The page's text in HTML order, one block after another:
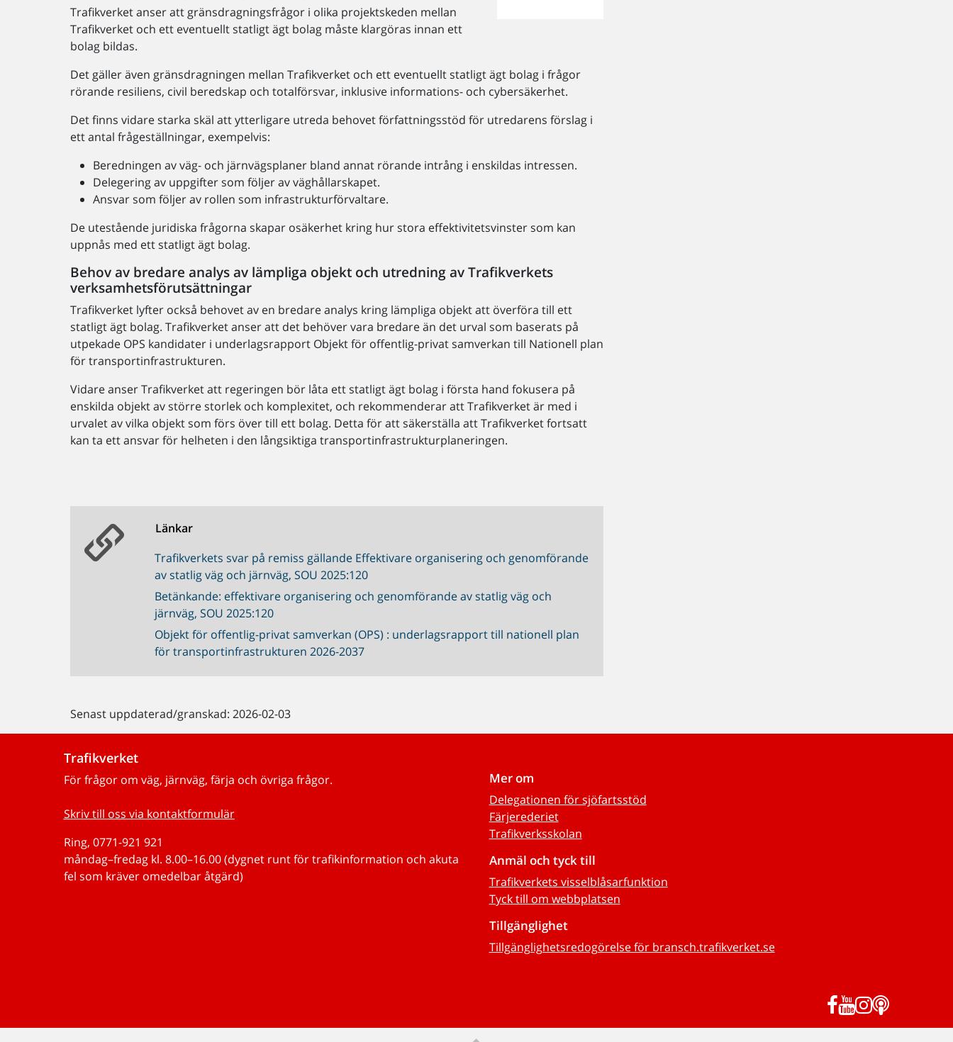
Trafikverket anser att gränsdragningsfrågor i olika projektskeden mellan
Trafikverket och ett eventuellt statligt ägt bolag måste klargöras innan ett
bolag bildas.
Det gäller även gränsdragningen mellan Trafikverket och ett eventuellt statligt ägt bolag i frågor
rörande resiliens, civil beredskap och totalförsvar, inklusive informations- och cybersäkerhet.
Det finns vidare starka skäl att ytterligare utreda behovet författningsstöd för utredarens förslag i
ett antal frågeställningar, exempelvis:
Beredningen av väg- och järnvägsplaner bland annat rörande intrång i enskildas intressen.
Delegering av uppgifter som följer av väghållarskapet.
Ansvar som följer av rollen som infrastrukturförvaltare.
De utestående juridiska frågorna skapar osäkerhet kring hur stora effektivitetsvinster som kan
uppnås med ett statligt ägt bolag.
Behov av bredare analys av lämpliga objekt och utredning av Trafikverkets
verksamhetsförutsättningar
Trafikverket lyfter också behovet av en bredare analys kring lämpliga objekt att överföra till ett
statligt ägt bolag. Trafikverket anser att det behöver vara bredare än det urval som baserats på
utpekade OPS kandidater i underlagsrapport Objekt för offentlig-privat samverkan till Nationell plan
för transportinfrastrukturen.
Vidare anser Trafikverket att regeringen bör låta ett statligt ägt bolag i första hand fokusera på
enskilda objekt av större storlek och komplexitet, och rekommenderar att Trafikverket är med i
urvalet av vilka objekt som förs över till ett bolag. Detta för att säkerställa att Trafikverket fortsatt
kan ta ett ansvar för helheten i den långsiktiga transportinfrastruktur­planeringen.
Länkar
Trafikverkets svar på remiss gällande Effektivare organisering och genomförande
av statlig väg och järnväg, SOU 2025:120
Betänkande: effektivare organisering och genomförande av statlig väg och
järnväg, SOU 2025:120
Objekt för offentlig-privat samverkan (OPS) : underlagsrapport till nationell plan
för transportinfrastrukturen 2026-2037
Senast uppdaterad/granskad: 2026-02-03
Trafikverket
För frågor om väg, järnväg, färja och övriga frågor.
Skriv till oss via kontaktformulär
Ring, 0771-921 921
måndag–fredag kl. 8.00–16.00 (dygnet runt för trafikinformation och akuta
fel som kräver omedelbar åtgärd)
Mer om
Delegationen för sjöfartsstöd
Färjerederiet
Trafikverksskolan
Anmäl och tyck till
Trafikverkets visselblåsarfunktion
Tyck till om webbplatsen
Tillgänglighet
Tillgänglighetsredogörelse för bransch.trafikverket.se
Facebook
YouTube
Instagram
Podd